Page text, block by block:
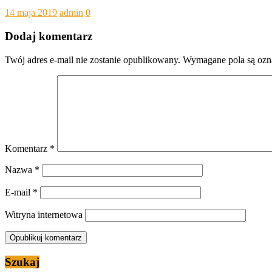
14 maja 2019 admin 0
Dodaj komentarz
Twój adres e-mail nie zostanie opublikowany. Wymagane pola są
Komentarz *
Nazwa *
E-mail *
Witryna internetowa
Szukaj